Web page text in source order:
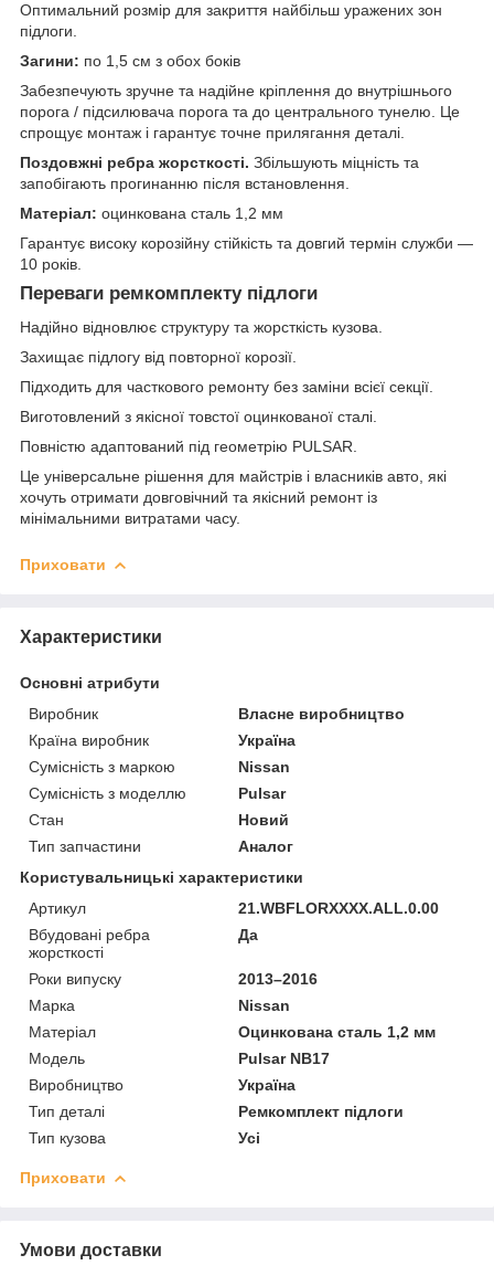
Оптимальний розмір для закриття найбільш уражених зон
підлоги.
Загини: по 1,5 см з обох боків
Забезпечують зручне та надійне кріплення до внутрішнього
порога / підсилювача порога та до центрального тунелю. Це
спрощує монтаж і гарантує точне прилягання деталі.
Поздовжні ребра жорсткості. Збільшують міцність та
запобігають прогинанню після встановлення.
Матеріал: оцинкована сталь 1,2 мм
Гарантує високу корозійну стійкість та довгий термін служби —
10 років.
Переваги ремкомплекту підлоги
Надійно відновлює структуру та жорсткість кузова.
Захищає підлогу від повторної корозії.
Підходить для часткового ремонту без заміни всієї секції.
Виготовлений з якісної товстої оцинкованої сталі.
Повністю адаптований під геометрію PULSAR.
Це універсальне рішення для майстрів і власників авто, які
хочуть отримати довговічний та якісний ремонт із
мінімальними витратами часу.
Приховати
Характеристики
Основні атрибути
Виробник
Власне виробництво
Країна виробник
Україна
Сумісність з маркою
Nissan
Сумісність з моделлю
Pulsar
Стан
Новий
Тип запчастини
Аналог
Користувальницькі характеристики
Артикул
21.WBFLORXXXX.ALL.0.00
Вбудовані ребра
жорсткості
Да
Роки випуску
2013–2016
Марка
Nissan
Матеріал
Оцинкована сталь 1,2 мм
Мoдель
Pulsar NB17
Виробництво
Україна
Тип деталі
Ремкомплект підлоги
Тип кузова
Усі
Приховати
Умови доставки